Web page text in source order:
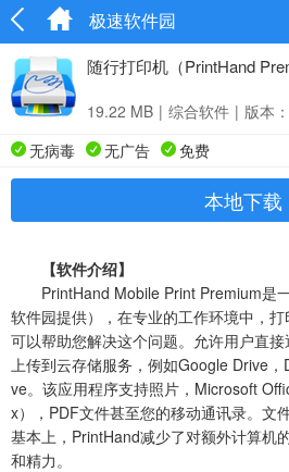
极速软件园
随行打印机（PrintHand
19.22 MB | 综合软件 | 版本
无病毒
无广告 免费
本地下载
【软件介绍】
PrintHand Mobile Print Premium是
软件园提供），在专业的工作环境中，
可以帮助您解决这个问题。允许用户直
上传到云存储服务，例如Google Drive
ve。该应用程序支持照片，Microsoft
x），PDF文件甚至您的移动通讯录。文
基本上，PrintHand减少了对额外计算机
和精力。